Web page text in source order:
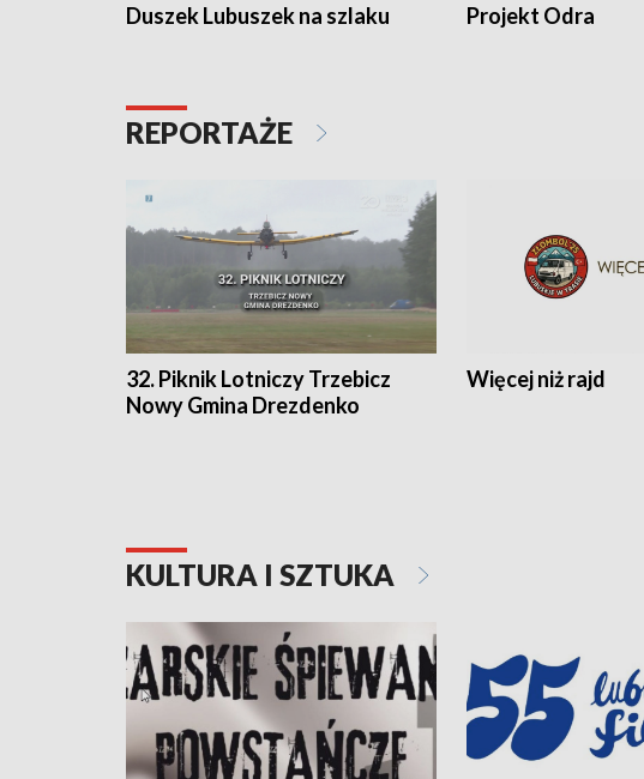
Duszek Lubuszek na szlaku Projekt Odra
REPORTAŻE
32. Piknik Lotniczy Trzebicz
Nowy Gmina Drezdenko
Więcej niż rajd
KULTURA I SZTUKA